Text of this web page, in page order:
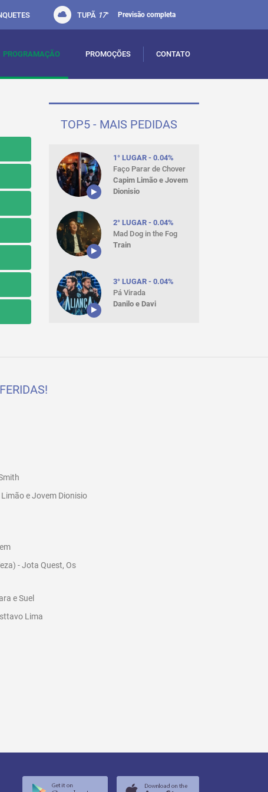
TUPÃ 17° Previsão completa
PROGRAMAÇÃO PROMOÇÕES CONTATO
TOP5 - MAIS PEDIDAS
1° LUGAR - 0.04%
Faço Parar de Chover
Capim Limão e Jovem
Dionisio
2° LUGAR - 0.04%
Mad Dog in the Fog
Train
3° LUGAR - 0.04%
Pá Virada
Danilo e Davi
e Jovem Dionisio
- Jota Quest, Os
e Suel
Lima